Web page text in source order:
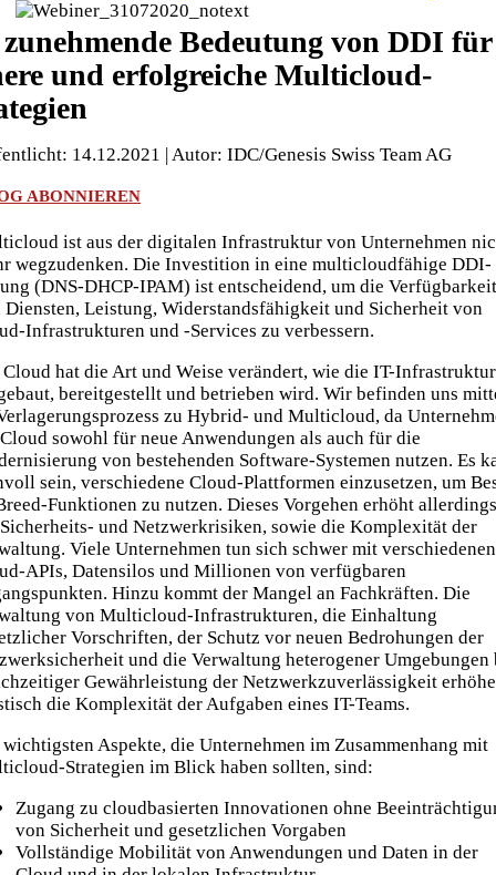
Bedeutung von DDI für
und erfolgreiche Multicloud-
14.12.2021 | Autor: IDC/Genesis Swiss Team AG
ABONNIEREN
ist aus der digitalen Infrastruktur von Unternehmen
wegzudenken. Die Investition in eine multicloudfähige DDI-
(DNS-DHCP-IPAM) ist entscheidend, um die Verfügbarkeit
Diensten, Leistung, Widerstandsfähigkeit und Sicherheit von
Infrastrukturen und -Services zu verbessern.
hat die Art und Weise verändert, wie die IT-Infrastruktur
bereitgestellt und betrieben wird. Wir befinden uns
zu Hybrid- und Multicloud, da
sowohl für neue Anwendungen als auch für die
von bestehenden Software-Systemen nutzen. Es
sein, verschiedene Cloud-Plattformen einzusetzen, um
Funktionen zu nutzen. Dieses Vorgehen erhöht allerdings
und Netzwerkrisiken, sowie die Komplexität der
Viele Unternehmen tun sich schwer mit verschiedenen
APIs, Datensilos und Millionen von verfügbaren
Hinzu kommt der Mangel an Fachkräften. Die
von Multicloud-Infrastrukturen, die Einhaltung
Vorschriften, der Schutz vor neuen Bedrohungen der
und die Verwaltung heterogener Umgebungen
Gewährleistung der Netzwerkzuverlässigkeit
die Komplexität der Aufgaben eines IT-Teams.
Aspekte, die Unternehmen im Zusammenhang mit
Strategien im Blick haben sollten, sind:
Zugang zu cloudbasierten Innovationen ohne
von Sicherheit und gesetzlichen Vorgaben
Vollständige Mobilität von Anwendungen und Daten in der